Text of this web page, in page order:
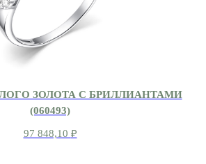
ЗОЛОТА С БРИЛЛИАНТАМИ
(060493)
97 848,10 ₽